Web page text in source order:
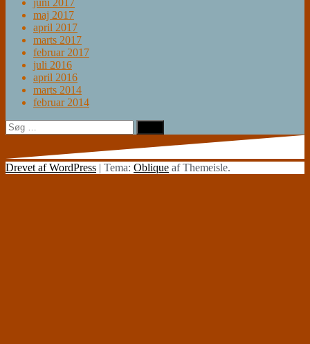
juni 2017
maj 2017
april 2017
marts 2017
februar 2017
juli 2016
april 2016
marts 2014
februar 2014
Søg
efter:
Drevet af WordPress | Tema: Oblique af Themeisle.